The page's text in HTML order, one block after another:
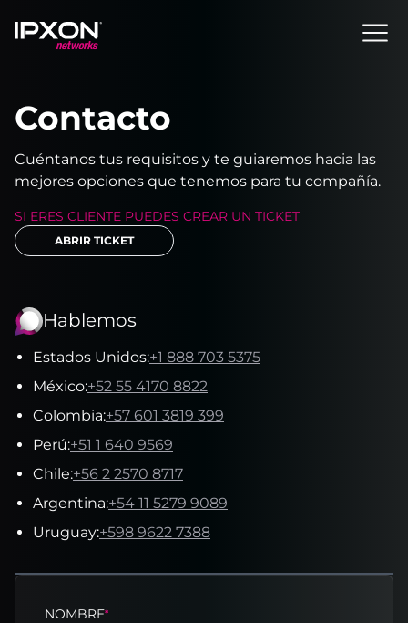
Header
Contacto
Cuéntanos tus requisitos y te guiaremos hacia las
mejores opciones que tenemos para tu compañía.
SI ERES CLIENTE PUEDES CREAR UN TICKET
ABRIR TICKET
Hablemos
Estados Unidos:+1 888 703 5375
México:+52 55 4170 8822
Colombia:+57 601 3819 399
Perú:+51 1 640 9569
Chile:+56 2 2570 8717
Argentina:+54 11 5279 9089
Uruguay:+598 9622 7388
NOMBRE*